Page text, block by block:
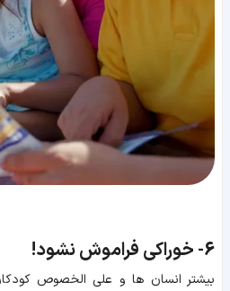
6- خوراکی فراموش نشود!
بیشتر انسان ها و علی الخصوص